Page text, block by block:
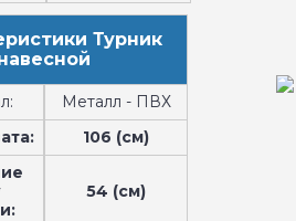
Турник
Металл - ПВХ
106 (см)
54 (см)